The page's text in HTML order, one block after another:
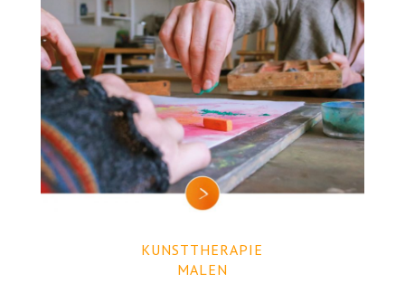
KUNSTTHERAPIE
MALEN